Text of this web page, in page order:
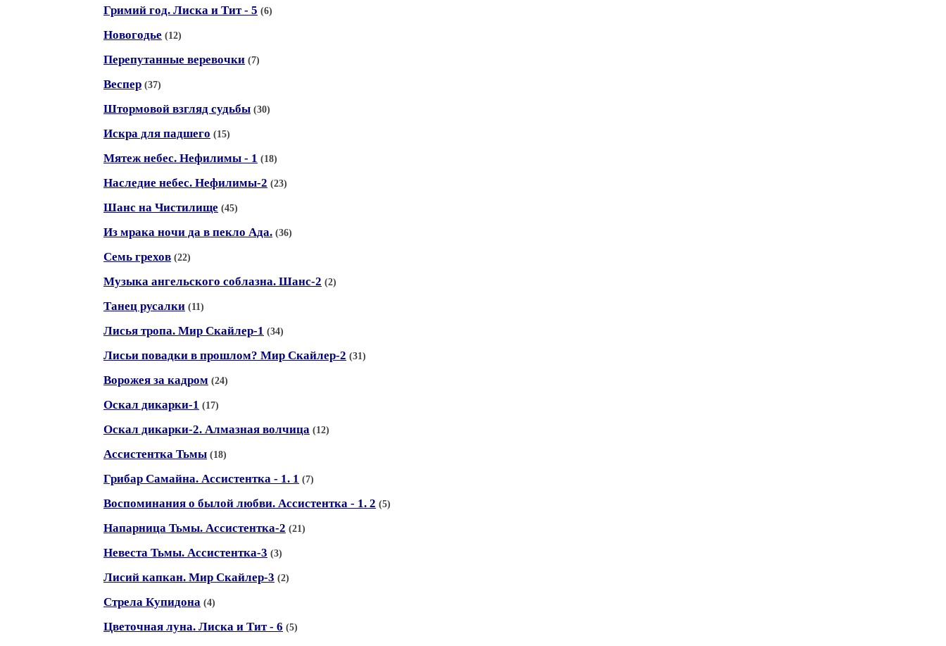
Гримий год. Лиска и Тит - 5 (6)
Новогодье (12)
Перепутанные веревочки (7)
Веспер (37)
Штормовой взгляд судьбы (30)
Искра для падшего (15)
Мятеж небес. Нефилимы - 1 (18)
Наследие небес. Нефилимы-2 (23)
Шанс на Чистилище (45)
Из мрака ночи да в пекло Ада. (36)
Семь грехов (22)
Музыка ангельского соблазна. Шанс-2 (2)
Танец русалки (11)
Лисья тропа. Мир Скайлер-1 (34)
Лисьи повадки в прошлом? Мир Скайлер-2 (31)
Ворожея за кадром (24)
Оскал дикарки-1 (17)
Оскал дикарки-2. Алмазная волчица (12)
Ассистентка Тьмы (18)
Грибар Самайна. Ассистентка - 1. 1 (7)
Воспоминания о былой любви. Ассистентка - 1. 2 (5)
Напарница Тьмы. Ассистентка-2 (21)
Невеста Тьмы. Ассистентка-3 (3)
Лисий капкан. Мир Скайлер-3 (2)
Стрела Купидона (4)
Цветочная луна. Лиска и Тит - 6 (5)